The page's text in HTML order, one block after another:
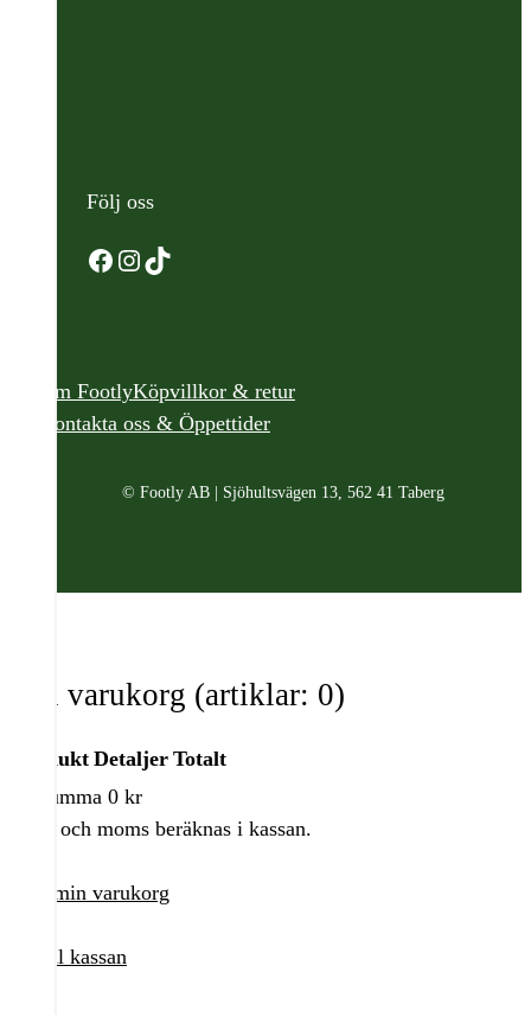
Följ oss
Facebook
Instagram
TikTok
Om FootlyKöpvillkor & retur
Kontakta oss & Öppettider
© Footly AB | Sjöhultsvägen 13, 562 41 Taberg
Din varukorg (artiklar: 0)
Produkter
varukorg
Produkt Detaljer Totalt
Delsumma 0 kr
Frakt och moms beräknas i kassan.
Visa min varukorg
Gå till kassan